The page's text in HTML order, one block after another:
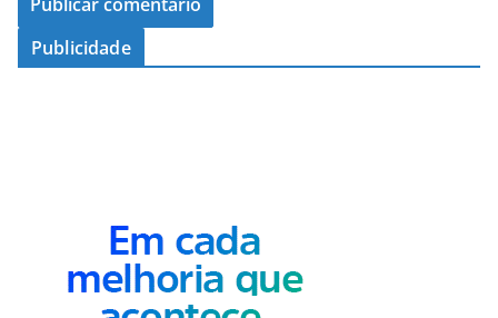
Publicidade